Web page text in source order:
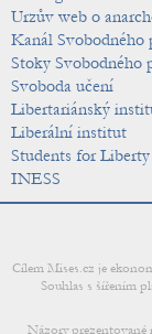
Urzův web o
Kanál Svobodného
Stoky Svobodného
Svoboda učení
Libertariánský
Liberální institut
Students for
INESS
Cílem Mises.cz je
Souhlas s šířením
Názory